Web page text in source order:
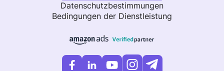
Datenschutzbestimmungen
Bedingungen der Dienstleistung